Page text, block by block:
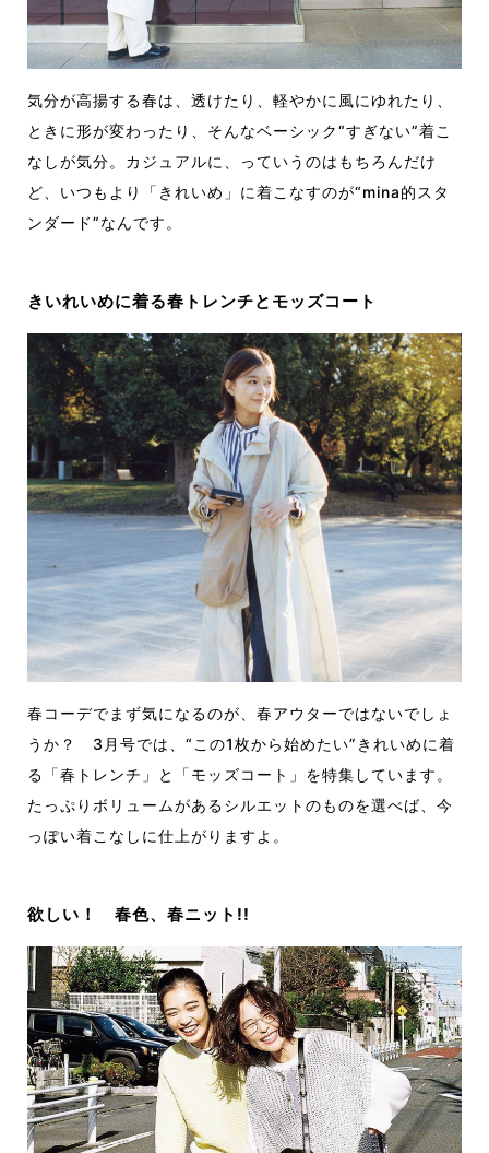
気分が高揚する春は、透けたり、軽やかに風にゆれたり、
ときに形が変わったり、そんなベーシック“すぎない”着こ
なしが気分。カジュアルに、っていうのはもちろんだけ
ど、いつもより「きれいめ」に着こなすのが“mina的スタ
ンダード”なんです。
きいれいめに着る春トレンチとモッズコート
春コーデでまず気になるのが、春アウターではないでしょ
うか？ 3月号では、“この1枚から始めたい”きれいめに着
る「春トレンチ」と「モッズコート」を特集しています。
たっぷりボリュームがあるシルエットのものを選べば、今
っぽい着こなしに仕上がりますよ。
欲しい！ 春色、春ニット!!